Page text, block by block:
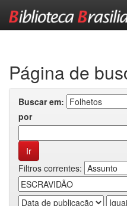
Página de
Buscar em:
por
Filtros correntes: